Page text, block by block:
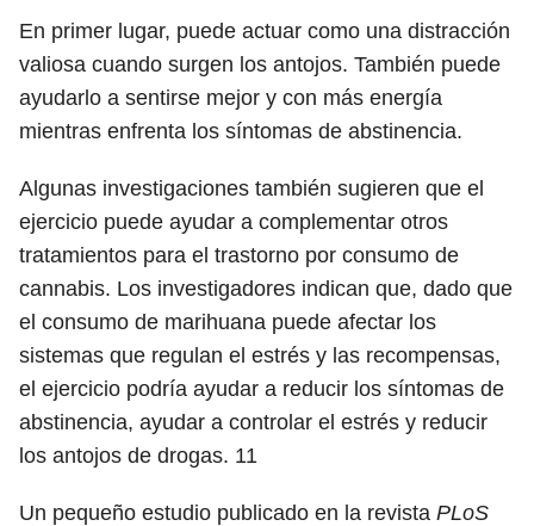
En primer lugar, puede actuar como una distracción
valiosa cuando surgen los antojos. También puede
ayudarlo a sentirse mejor y con más energía
mientras enfrenta los síntomas de abstinencia.
Algunas investigaciones también sugieren que el
ejercicio puede ayudar a complementar otros
tratamientos para el trastorno por consumo de
cannabis. Los investigadores indican que, dado que
el consumo de marihuana puede afectar los
sistemas que regulan el estrés y las recompensas,
el ejercicio podría ayudar a reducir los síntomas de
abstinencia, ayudar a controlar el estrés y reducir
los antojos de drogas. 11
Un pequeño estudio publicado en la revista PLoS